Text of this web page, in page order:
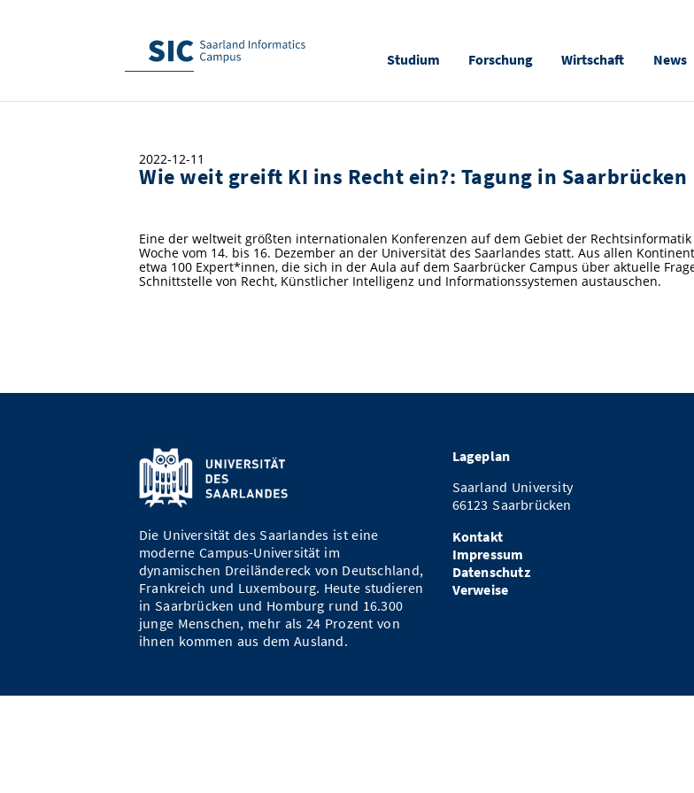
Studium Forschung Wirtschaft News
2022-12-11
Wie weit greift KI ins Recht ein?: Tagung in Saarbrücken
Eine der weltweit größten internationalen Konferenzen auf dem Gebiet der
Woche vom 14. bis 16. Dezember an der Universität des Saarlandes statt. Aus allen
etwa 100 Expert*innen, die sich in der Aula auf dem Saarbrücker Campus über aktuelle
Schnittstelle von Recht, Künstlicher Intelligenz und Informationssystemen austauschen.
Die Universität des Saarlandes ist eine
moderne Campus-Universität im
dynamischen Dreiländereck von Deutschland,
Frankreich und Luxembourg. Heute studieren
in Saarbrücken und Homburg rund 16.300
junge Menschen, mehr als 24 Prozent von
ihnen kommen aus dem Ausland.
Lageplan
Saarland University
66123 Saarbrücken
Kontakt
Impressum
Datenschutz
Verweise